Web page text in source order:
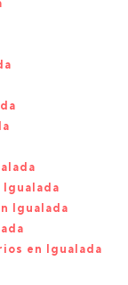
Igualada
en Igualada